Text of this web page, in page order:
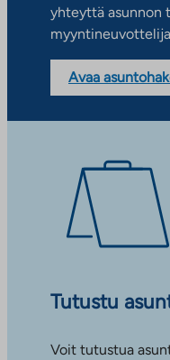
yhteyttä asunnon
Avaa
Tutustu
Voit tutustua